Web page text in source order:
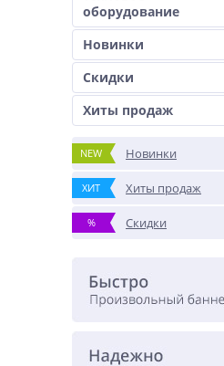
оборудование
Новинки
Скидки
Хиты продаж
NEW Новинки
ХИТ Хиты продаж
% Скидки